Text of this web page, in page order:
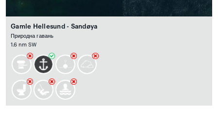
Gamle Hellesund - Sandøya
Природна гавань
1.6 nm SW